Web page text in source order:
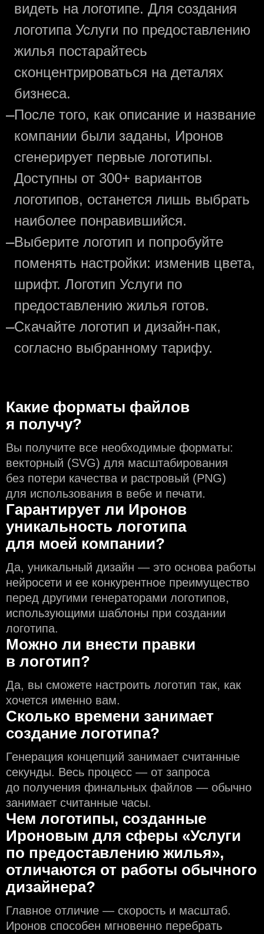
видеть на логотипе. Для создания
логотипа Услуги по предоставлению
жилья постарайтесь
сконцентрироваться на деталях
бизнеса.
—После того, как описание и название
компании были заданы, Иронов
сгенерирует первые логотипы.
Доступны от 300+ вариантов
логотипов, останется лишь выбрать
наиболее понравившийся.
—Выберите логотип и попробуйте
поменять настройки: изменив цвета,
шрифт. Логотип Услуги по
предоставлению жилья готов.
—Скачайте логотип и дизайн-пак,
согласно выбранному тарифу.
Какие форматы файлов
я получу?
Вы получите все необходимые форматы:
векторный (SVG) для масштабирования
без потери качества и растровый (PNG)
для использования в вебе и печати.
Гарантирует ли Иронов
уникальность логотипа
для моей компании?
Да, уникальный дизайн — это основа работы
нейросети и еe конкурентное преимущество
перед другими генераторами логотипов,
использующими шаблоны при создании
логотипа.
Можно ли внести правки
в логотип?
Да, вы сможете настроить логотип так, как
хочется именно вам.
Сколько времени занимает
создание логотипа?
Генерация концепций занимает считанные
секунды. Весь процесс — от запроса
до получения финальных файлов — обычно
занимает считанные часы.
Чем логотипы, созданные
Ироновым для сферы «Услуги
по предоставлению жилья»,
отличаются от работы обычного
дизайнера?
Главное отличие — скорость и масштаб.
Иронов способен мгновенно перебрать